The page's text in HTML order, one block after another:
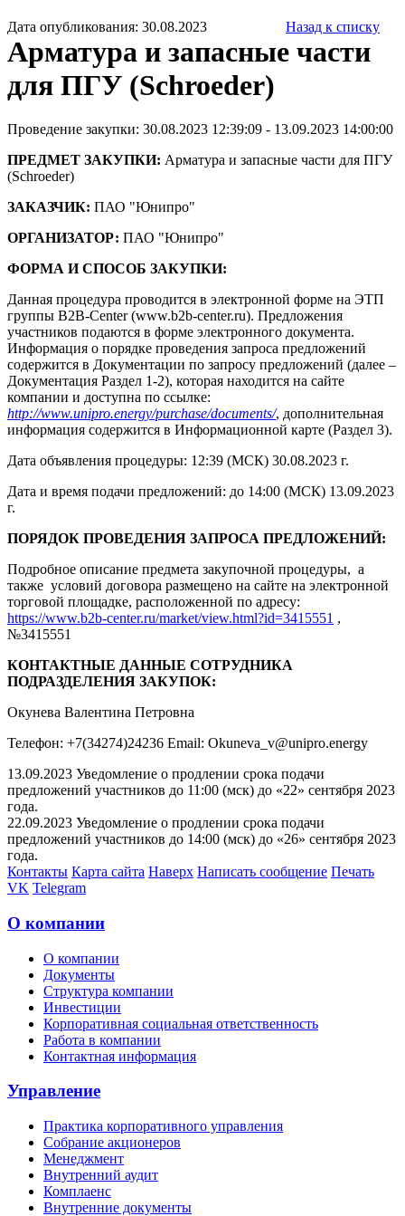
Дата опубликования: 30.08.2023 Назад к списку
Арматура и запасные части
для ПГУ (Schroeder)
Проведение закупки: 30.08.2023 12:39:09 - 13.09.2023 14:00:00
ПРЕДМЕТ ЗАКУПКИ: Арматура и запасные части для ПГУ
(Schroeder)
ЗАКАЗЧИК: ПАО "Юнипро"
ОРГАНИЗАТОР: ПАО "Юнипро"
ФОРМА И СПОСОБ ЗАКУПКИ:
Данная процедура проводится в электронной форме на ЭТП
группы B2B-Center (www.b2b-center.ru). Предложения
участников подаются в форме электронного документа.
Информация о порядке проведения запроса предложений
содержится в Документации по запросу предложений (далее –
Документация Раздел 1-2), которая находится на сайте
компании и доступна по ссылке:
http://www.unipro.energy/purchase/documents/, дополнительная
информация содержится в Информационной карте (Раздел 3).
Дата объявления процедуры: 12:39 (МСК) 30.08.2023 г.
Дата и время подачи предложений: до 14:00 (МСК) 13.09.2023
г.
ПОРЯДОК ПРОВЕДЕНИЯ ЗАПРОСА ПРЕДЛОЖЕНИЙ:
Подробное описание предмета закупочной процедуры, а
также условий договора размещено на сайте на электронной
торговой площадке, расположенной по адресу:
https://www.b2b-center.ru/market/view.html?id=3415551 ,
№3415551
КОНТАКТНЫЕ ДАННЫЕ СОТРУДНИКА
ПОДРАЗДЕЛЕНИЯ ЗАКУПОК:
Окунева Валентина Петровна
Телефон: +7(34274)24236 Email: Okuneva_v@unipro.energy
13.09.2023 Уведомление о продлении срока подачи
предложений участников до 11:00 (мск) до «22» сентября 2023
года.
22.09.2023 Уведомление о продлении срока подачи
предложений участников до 14:00 (мск) до «26» сентября 2023
года.
Контакты Карта сайта Наверх Написать сообщение Печать
VK Telegram
О компании
О компании
Документы
Структура компании
Инвестиции
Корпоративная социальная ответственность
Работа в компании
Контактная информация
Управление
Практика корпоративного управления
Собрание акционеров
Менеджмент
Внутренний аудит
Комплаенс
Внутренние документы